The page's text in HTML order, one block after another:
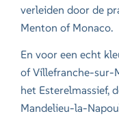
verleiden door de
Menton of Monaco.
En voor een echt
of Villefranche-sur-
het Esterelmassief,
Mandelieu-la-